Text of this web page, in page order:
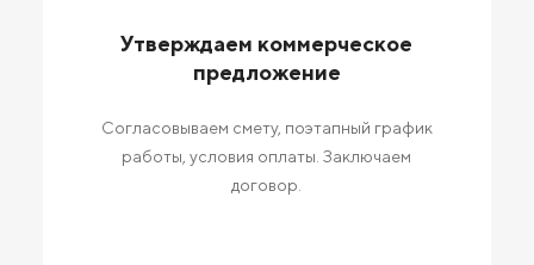
Утверждаем коммерческое
предложение
Согласовываем смету, поэтапный график
работы, условия оплаты. Заключаем
договор.